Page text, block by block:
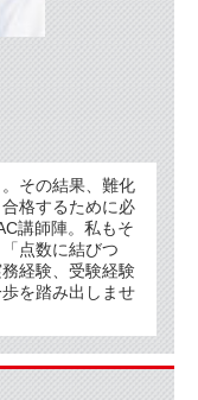
その結果、難化
格するために必
講師陣。私もそ
点数に結びつ
経験、受験経験
を踏み出しませ